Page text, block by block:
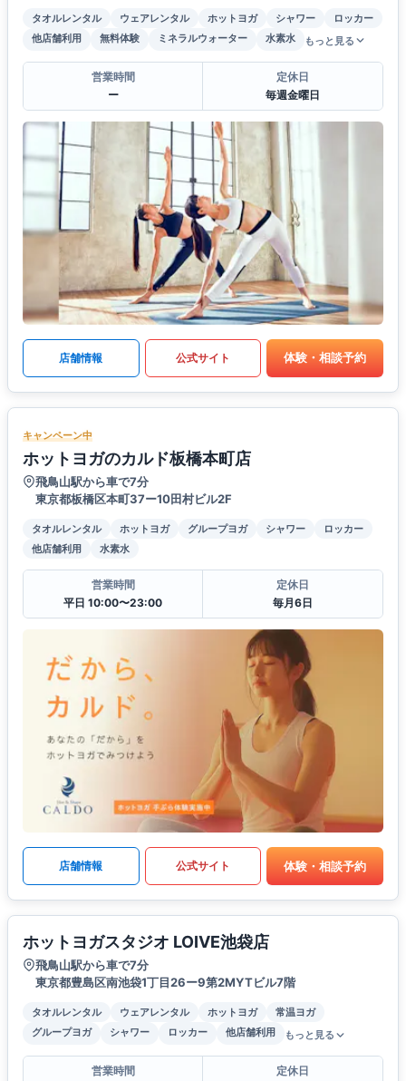
タオルレンタル ウェアレンタル ホットヨガ シャワー
ロッカー
他店舗利用
無料体験 ミネラルウォーター 水素水 もっと見る
営業時間
ー
定休日
毎週金曜日
店舗情報 公式サイト 体験・相談予約
キャンペーン中
ホットヨガのカルド板橋本町店
飛鳥山駅から車で7分
東京都板橋区本町37ー10田村ビル2F
タオルレンタル ホットヨガ グループヨガ シャワー
ロッカー
他店舗利用
水素水
営業時間
平日 10:00〜23:00
定休日
毎月6日
店舗情報 公式サイト 体験・相談予約
ホットヨガスタジオ LOIVE池袋店
飛鳥山駅から車で7分
東京都豊島区南池袋1丁目26ー9第2MYTビル7階
タオルレンタル ウェアレンタル ホットヨガ
常温ヨガ
グループヨガ
シャワー ロッカー 他店舗利用 もっと見る
営業時間 定休日